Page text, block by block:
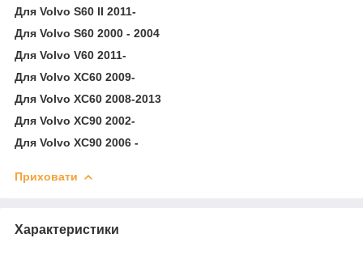
Для Volvo S60 II 2011-
Для Volvo S60 2000 - 2004
Для Volvo V60 2011-
Для Volvo XC60 2009-
Для Volvo XC60 2008-2013
Для Volvo XC90 2002-
Для Volvo XC90 2006 -
Приховати
Характеристики